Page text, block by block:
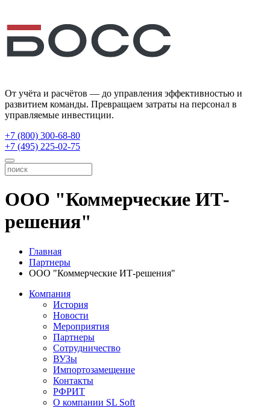
От учёта и расчётов — до управления эффективностью и
развитием команды. Превращаем затраты на персонал в
управляемые инвестиции.
+7 (800) 300-68-80
+7 (495) 225-02-75
ООО "Коммерческие ИТ-
решения"
Главная
Партнеры
ООО "Коммерческие ИТ-решения"
Компания
История
Новости
Мероприятия
Партнеры
Сотрудничество
ВУЗы
Импортозамещение
Контакты
РФРИТ
О компании SL Soft